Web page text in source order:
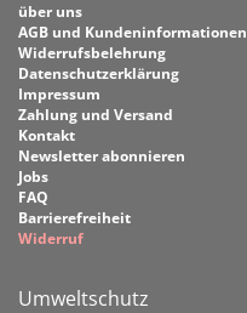
über uns
AGB und Kundeninformationen
Widerrufsbelehrung
Datenschutzerklärung
Impressum
Zahlung und Versand
Kontakt
Newsletter abonnieren
Jobs
FAQ
Barrierefreiheit
Widerruf
Umweltschutz